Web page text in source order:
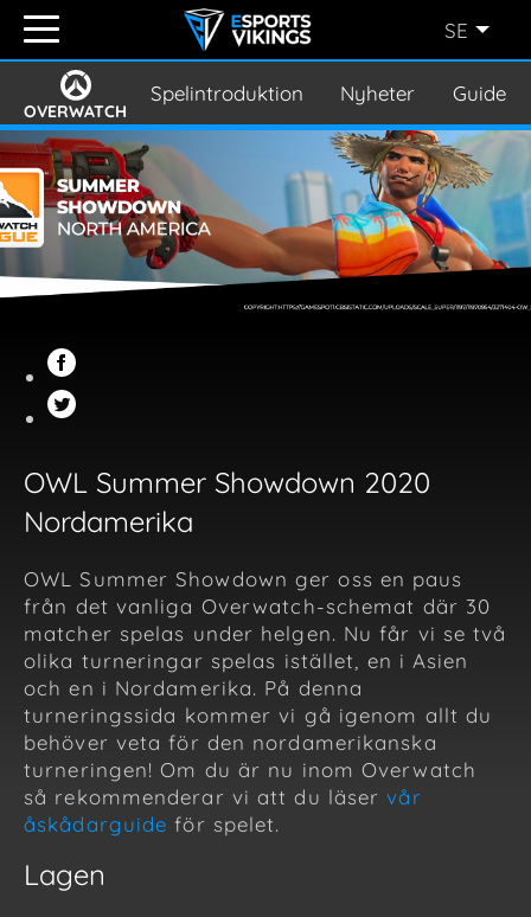
OVERWATCH
Spelintroduktion Nyheter Guider
SE
ENGLISH
SVENSKA (SE)
SUOMI (FI)
JAPANESE (JP)
OWL Summer Showdown 2020
Nordamerika
OWL Summer Showdown ger oss en paus
från det vanliga Overwatch-schemat där 30
matcher spelas under helgen. Nu får vi se två
olika turneringar spelas istället, en i Asien
och en i Nordamerika. På denna
turneringssida kommer vi gå igenom allt du
behöver veta för den nordamerikanska
turneringen! Om du är nu inom Overwatch
så rekommenderar vi att du läservår
åskådarguide för spelet.
Lagen